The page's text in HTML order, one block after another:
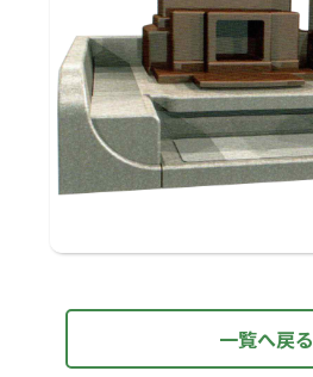
一覧へ戻る